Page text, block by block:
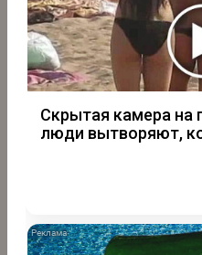
Скрытая камера на
люди вытворяют,